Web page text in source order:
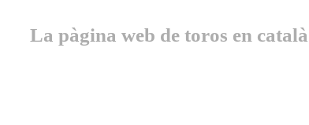
La pàgina web de toros en català